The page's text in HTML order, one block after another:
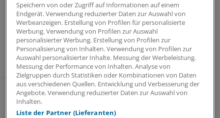
Die Diskussion fand in Anwesenheit von zwei
Mitarbeitern des Bundesgesundheitsministeriums statt.
Strafrechtliche Konsequenzen?
Die Prüfung soll jetzt zeigen, ob es bei einer internen
Aufarbeitung bleiben kann, ob das Ministerium
eingeschaltet wird oder ob es sogar strafrechtliche
Konsequenzen gibt. "Man kann davon ausgehen, dass es
noch unangenehm wird", betonte ein Teilnehmer.
Speichern von oder Zugriff auf Informationen auf einem
Endgerät. Verwendung reduzierter Daten zur Auswahl von
Werbeanzeigen. Erstellung von Profilen für personalisierte
Werbung. Verwendung von Profilen zur Auswahl
personalisierter Werbung. Erstellung von Profilen zur
Personalisierung von Inhalten. Verwendung von Profilen zur
Auswahl personalisierter Inhalte. Messung der Werbeleistung.
Messung der Performance von Inhalten. Analyse von
Zielgruppen durch Statistiken oder Kombinationen von Daten
aus verschiedenen Quellen. Entwicklung und Verbesserung der
Angebote. Verwendung reduzierter Daten zur Auswahl von
Inhalten.
Liste der Partner (Lieferanten)